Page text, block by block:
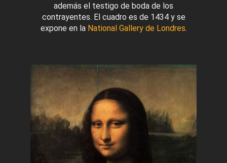
además el testigo de boda de los
contrayentes. El cuadro es de 1434 y se
expone en la National Gallery de Londres.